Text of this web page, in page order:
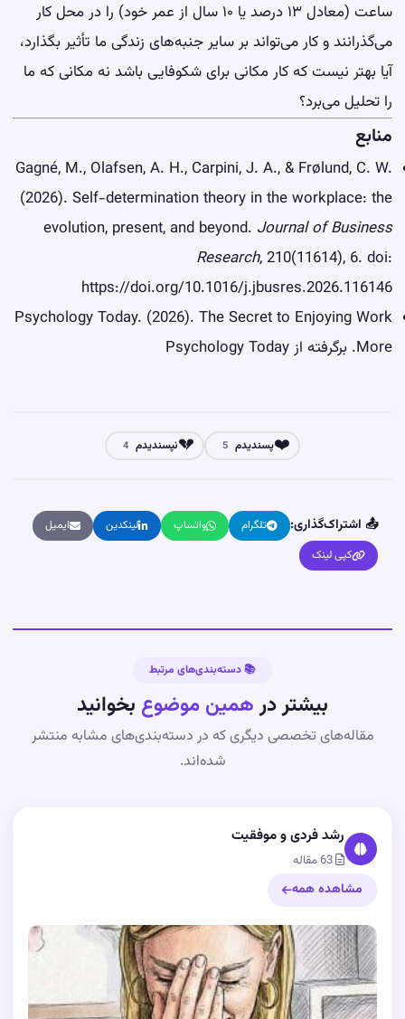
ساعت (معادل ۱۳ درصد یا ۱۰ سال از عمر خود) را در محل کار
می‌گذرانند و کار می‌تواند بر سایر جنبه‌های زندگی ما تأثیر بگذارد،
آیا بهتر نیست که کار مکانی برای شکوفایی باشد نه مکانی که ما
را تحلیل می‌برد؟
منابع
Gagné, M., Olafsen, A. H., Carpini, J. A., & Frølund, C. W.
(2026). Self-determination theory in the workplace: the
evolution, present, and beyond. Journal of Business
Research, 210(11614), 6. doi:
https://doi.org/10.1016/j.jbusres.2026.116146
Psychology Today. (2026). The Secret to Enjoying Work
More. برگرفته از
Psychology Today
❤️پسندیدم 5
💔نپسندیدم 4
📤 اشتراک‌گذاری: تلگرام واتساپ لینکدین
ایمیل
کپی لینک
📚 دسته‌بندی‌های مرتبط
بیشتر درهمین موضوع بخوانید
مقاله‌های تخصصی دیگری که در دسته‌بندی‌های مشابه منتشر
شده‌اند.
رشد فردی و موفقیت
مشاهده همه